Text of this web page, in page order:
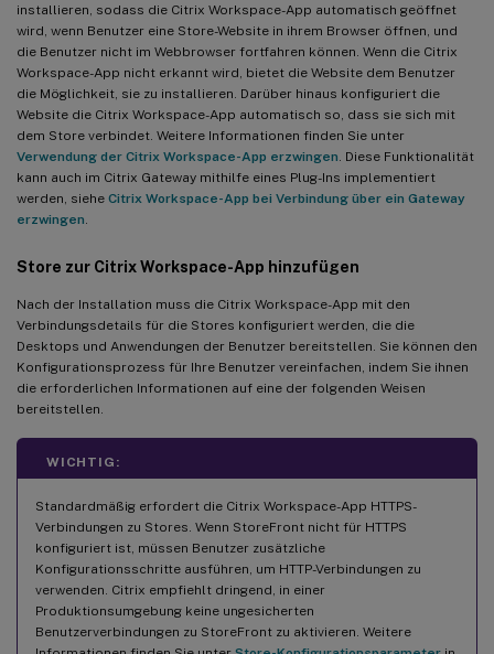
installieren, sodass die Citrix Workspace-App automatisch geöffnet
wird, wenn Benutzer eine Store-Website in ihrem Browser öffnen, und
die Benutzer nicht im Webbrowser fortfahren können. Wenn die Citrix
Workspace-App nicht erkannt wird, bietet die Website dem Benutzer
die Möglichkeit, sie zu installieren. Darüber hinaus konfiguriert die
Website die Citrix Workspace-App automatisch so, dass sie sich mit
dem Store verbindet. Weitere Informationen finden Sie unter
Verwendung der Citrix Workspace-App erzwingen . Diese Funktionalität
kann auch im Citrix Gateway mithilfe eines Plug-Ins implementiert
werden, siehe Citrix Workspace-App bei Verbindung über ein Gateway
erzwingen
Store zur Citrix Workspace-App hinzufügen
Nach der Installation muss die Citrix Workspace-App mit den
Verbindungsdetails für die Stores konfiguriert werden, die die
Desktops und Anwendungen der Benutzer bereitstellen. Sie können den
Konfigurationsprozess für Ihre Benutzer vereinfachen, indem Sie ihnen
die erforderlichen Informationen auf eine der folgenden Weisen
bereitstellen.
WICHTIG:
Standardmäßig erfordert die Citrix Workspace-App HTTPS-
Verbindungen zu Stores. Wenn StoreFront nicht für HTTPS
konfiguriert ist, müssen Benutzer zusätzliche
Konfigurationsschritte ausführen, um HTTP-Verbindungen zu
verwenden. Citrix empfiehlt dringend, in einer
Produktionsumgebung keine ungesicherten
Benutzerverbindungen zu StoreFront zu aktivieren. Weitere